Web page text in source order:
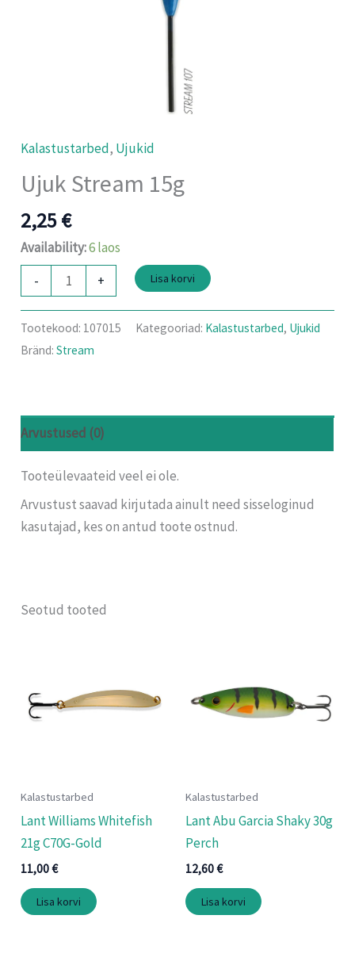
Kalastustarbed, Ujukid
Ujuk Stream 15g
2,25€
Availability:6 laos
-
+ Lisa korvi
Tootekood: 107015 Kategooriad: Kalastustarbed, Ujukid
Bränd:Stream
Arvustused (0)
Tooteülevaateid veel ei ole.
Arvustust saavad kirjutada ainult need sisseloginud
kasutajad, kes on antud toote ostnud.
Seotud tooted
Kalastustarbed
Lant Williams Whitefish
21g C70G-Gold
11,00€
Lisa korvi
Kalastustarbed
Lant Abu Garcia Shaky 30g
Perch
12,60€
Lisa korvi